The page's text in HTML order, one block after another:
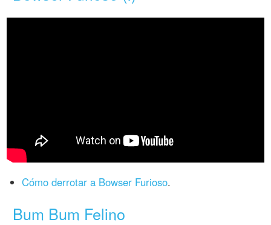
Cómo derrotar a Bowser Furioso.
Bum Bum Felino